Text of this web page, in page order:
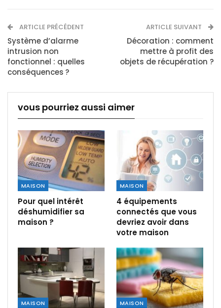
ARTICLE PRÉCÉDENT
Système d’alarme
intrusion non
fonctionnel : quelles
conséquences ?
ARTICLE SUIVANT
Décoration : comment
mettre à profit des
objets de récupération ?
vous pourriez aussi aimer
MAISON
Pour quel intérêt
déshumidifier sa
maison ?
MAISON
4 équipements
connectés que vous
devriez avoir dans
votre maison
MAISON MAISON